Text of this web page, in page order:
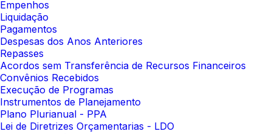
Empenhos
Liquidação
Pagamentos
Despesas dos Anos Anteriores
Repasses
Acordos sem Transferência de Recursos Financeiros
Convênios Recebidos
Execução de Programas
Instrumentos de Planejamento
Plano Plurianual - PPA
Lei de Diretrizes Orçamentarias - LDO